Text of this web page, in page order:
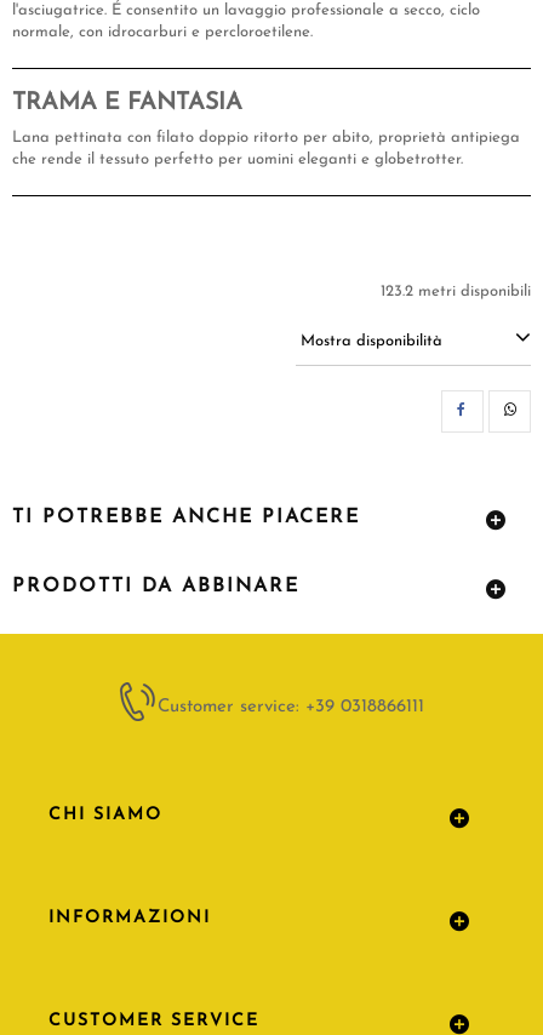
l'asciugatrice. É consentito un lavaggio professionale a secco, ciclo
normale, con idrocarburi e percloroetilene.
TRAMA E FANTASIA
Lana pettinata con filato doppio ritorto per abito, proprietà antipiega
che rende il tessuto perfetto per uomini eleganti e globetrotter.
123.2 metri disponibili
Mostra disponibilità
TI POTREBBE ANCHE PIACERE
PRODOTTI DA ABBINARE
Customer service: +39 0318866111
CHI SIAMO
INFORMAZIONI
CUSTOMER SERVICE